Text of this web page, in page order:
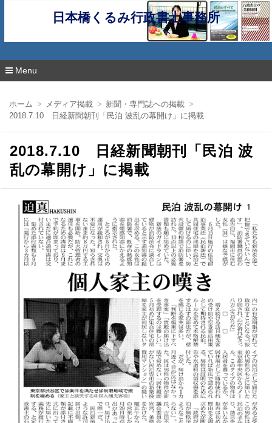
日本橋くるみ行政書士事務所
Menu
ホーム メディア掲載
新聞・専門誌への掲載
2018.7.10 日経新聞朝刊「民泊 波乱の幕開け」に掲載
2018.7.10 日経新聞朝刊「民泊 波
乱の幕開け」に掲載